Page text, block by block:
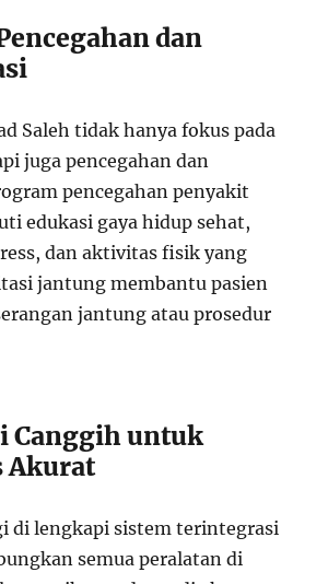
dan
Saleh tidak hanya fokus pada
juga pencegahan dan
pencegahan penyakit
edukasi gaya hidup sehat,
dan aktivitas fisik yang
jantung membantu pasien
jantung atau prosedur
Canggih untuk
Akurat
di lengkapi sistem terintegrasi
semua peralatan di